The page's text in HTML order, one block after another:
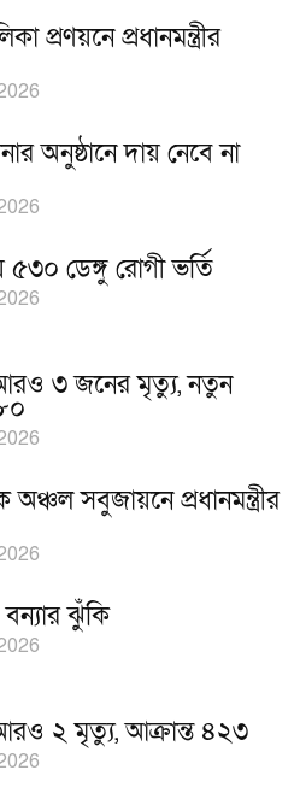
প্রণয়নে প্রধানমন্ত্রীর
অনুষ্ঠানে দায় নেবে না
৫৩০ ডেঙ্গু রোগী ভর্তি
৩ জনের মৃত্যু, নতুন
অঞ্চল সবুজায়নে প্রধানমন্ত্রীর
ঝুঁকি
২ মৃত্যু, আক্রান্ত ৪২৩